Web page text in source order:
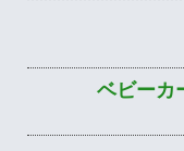
ベビーカ